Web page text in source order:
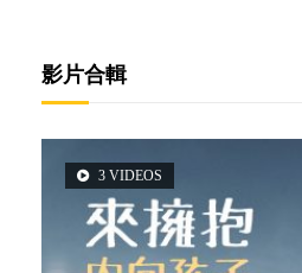
影片合輯
3 VIDEOS
2 VIDEOS
5 VIDEOS
6 VIDEOS
6 VIDEOS